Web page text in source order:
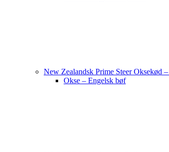
New Zealandsk Prime Steer Oksekød
Okse – Engelsk bøf